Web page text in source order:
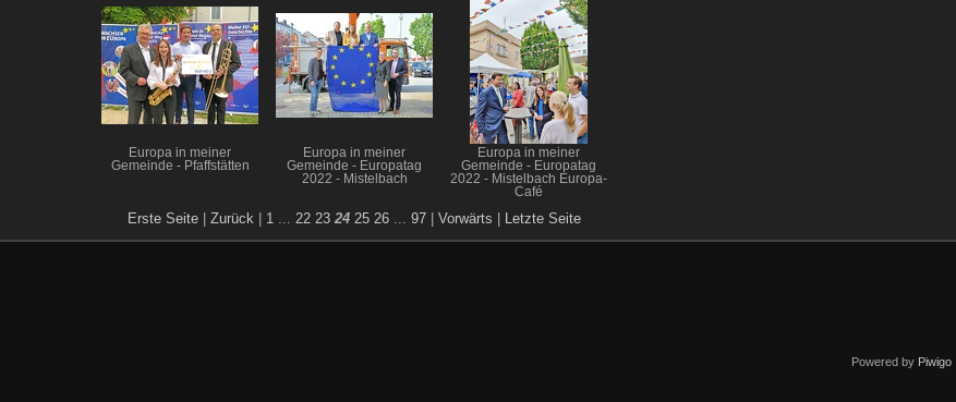
Europa in meiner
Gemeinde - Pfaffstätten
Europa in meiner
Gemeinde - Europatag
2022 - Mistelbach
Europa in meiner
Gemeinde - Europatag
2022 - Mistelbach Europa-
Café
Erste Seite Zurück 1 22 23 24 25 26 97 Vorwärts Letzte Seite
Powered by Piwigo